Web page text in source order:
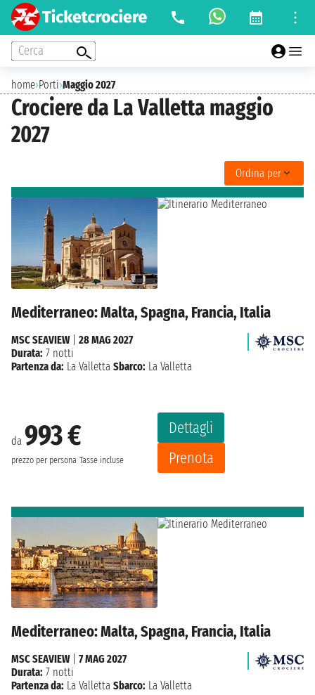
Cerca
home›Porti›Maggio 2027
Crociere da La Valletta maggio
2027
Ordina per
Mediterraneo: Malta, Spagna, Francia, Italia
da 993 €
prezzo per persona Tasse incluse
Dettagli
Prenota
MSC SEAVIEW| 28 MAG 2027
Durata: 7 notti
Partenza da: La Valletta Sbarco: La Valletta
Mediterraneo: Malta, Spagna, Francia, Italia
MSC SEAVIEW| 7 MAG 2027
Durata: 7 notti
Partenza da: La Valletta Sbarco: La Valletta